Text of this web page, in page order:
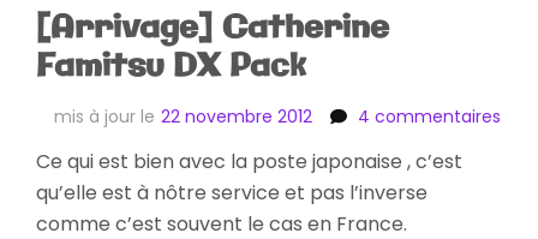
[Arrivage] Catherine
Famitsu DX Pack
mis à jour le 22 novembre 2012 4 commentaires
Ce qui est bien avec la poste japonaise , c’est
qu’elle est à nôtre service et pas l’inverse
comme c’est souvent le cas en France.